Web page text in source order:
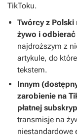
TikToku.
Twórcy z Polski
żywo i
najdroższym z
artykule, do
tekstem.
Innym
zarobienie na
płatnej
transmisje na
niestandardowe